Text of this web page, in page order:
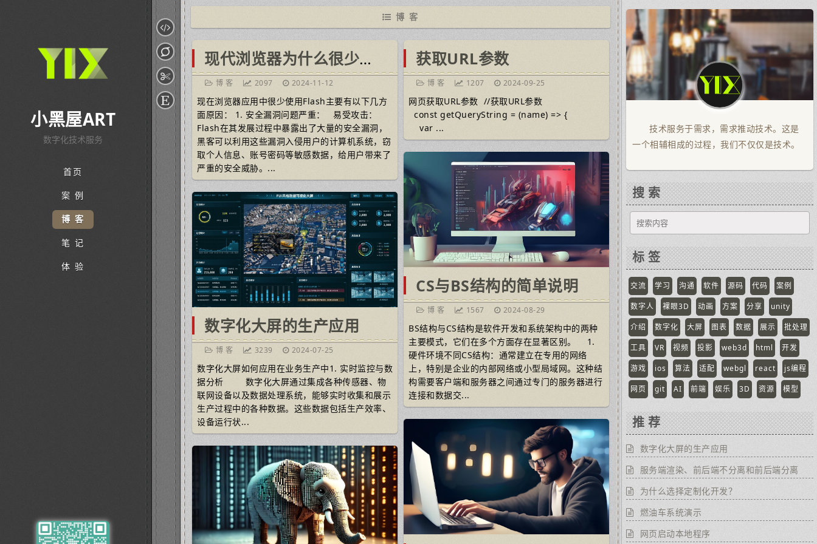
小黑屋ART
数字化技术服务
首页
案 例
博 客
笔 记
体 验
博 客
现代浏览器为什么很少使用Flash
博 客 2097 2024-11-12
现在浏览器应用中很少使用Flash主要有以下几方
面原因： 1. 安全漏洞问题严重： 易受攻击：
Flash在其发展过程中暴露出了大量的安全漏洞，
黑客可以利用这些漏洞入侵用户的计算机系统，窃
取个人信息、账号密码等敏感数据，给用户带来了
严重的安全威胁。...
获取URL参数
博 客 1207 2024-09-25
网页获取URL参数 //获取URL参数
const getQueryString = (name) => {
var ...
CS与BS结构的简单说明
博 客 1567 2024-08-29
BS结构与CS结构是软件开发和系统架构中的两种
主要模式，它们在多个方面存在显著区别。 1.
硬件环境不同CS结构：通常建立在专用的网络
上，特别是企业的内部网络或小型局域网。这种结
构需要客户端和服务器之间通过专门的服务器进行
连接和数据交...
数字化大屏的生产应用
博 客 3239 2024-07-25
数字化大屏如何应用在业务生产中1. 实时监控与数
据分析 数字化大屏通过集成各种传感器、物
联网设备以及数据处理系统，能够实时收集和展示
生产过程中的各种数据。这些数据包括生产效率、
设备运行状...
技术服务于需求，需求推动技术。这是
一个相辅相成的过程，我们不仅仅是技术。
搜 索
标 签
交流 学习 沟通 软件 源码 代码
案例
数字人
裸眼3D 动画 方案 分享
unity
介绍
数字化 大屏 图表 数据 展示
批处理
工具
VR 视频 投影 web3d html
开发
游戏
ios 算法 适配 webgl react
js编程
网页
git AI 前端 娱乐 3D 资源 模型
推 荐
数字化大屏的生产应用
服务端渲染、前后端不分离和前后端分离
为什么选择定制化开发？
燃油车系统演示
网页启动本地程序